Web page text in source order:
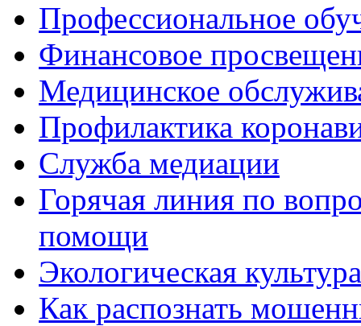
Профессиональное
Финансовое
Медицинское
Профилактика
Служба медиации
Горячая линия по
помощи
Экологическая культура
Как распознать